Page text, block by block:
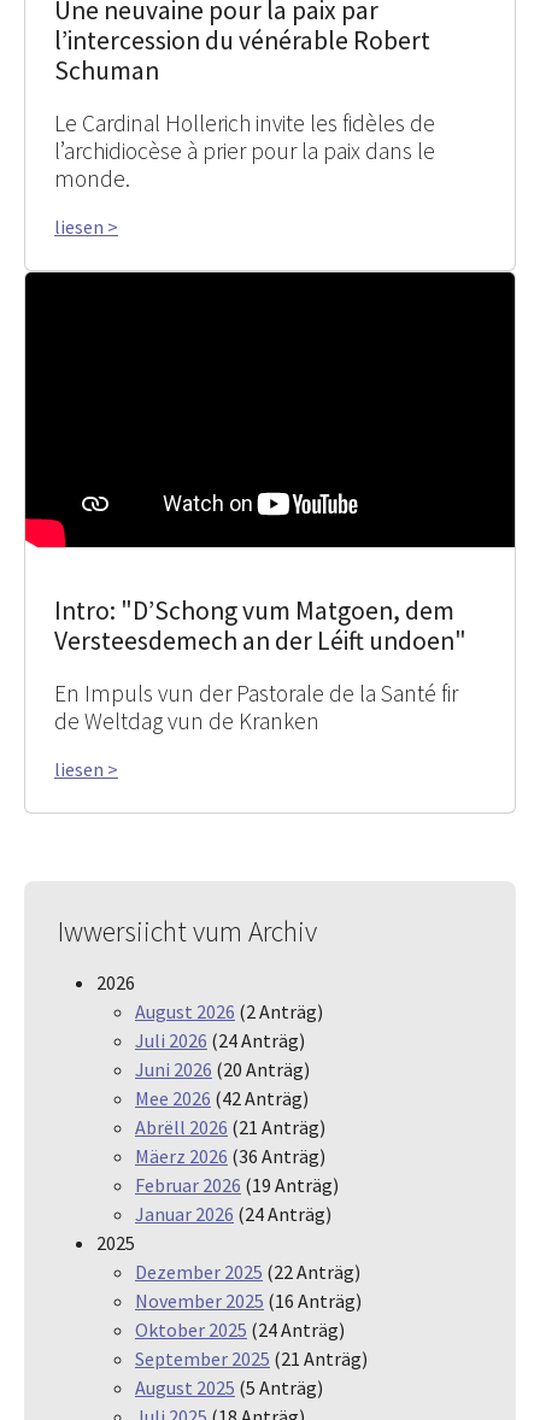
Une neuvaine pour la paix par
l’intercession du vénérable Robert
Schuman
Le Cardinal Hollerich invite les fidèles de
l’archidiocèse à prier pour la paix dans le
monde.
liesen >
Intro: "D’Schong vum Matgoen, dem
Versteesdemech an der Léift undoen"
En Impuls vun der Pastorale de la Santé fir
de Weltdag vun de Kranken
liesen >
Iwwersiicht vum Archiv
2026
August 2026 (2 Anträg)
Juli 2026 (24 Anträg)
Juni 2026 (20 Anträg)
Mee 2026 (42 Anträg)
Abrëll 2026 (21 Anträg)
Mäerz 2026 (36 Anträg)
Februar 2026 (19 Anträg)
Januar 2026 (24 Anträg)
2025
Dezember 2025 (22 Anträg)
November 2025 (16 Anträg)
Oktober 2025 (24 Anträg)
September 2025 (21 Anträg)
August 2025 (5 Anträg)